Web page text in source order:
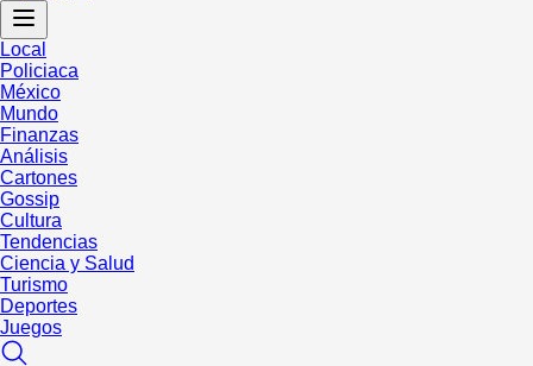
Local
Policiaca
México
Mundo
Finanzas
Análisis
Cartones
Gossip
Cultura
Tendencias
Ciencia y Salud
Turismo
Deportes
Juegos